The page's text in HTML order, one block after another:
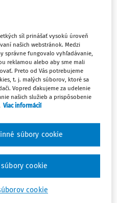
dávka v
dávka z
evidencie uchádzačov o
stanovené podmienky,
dávku v
eur mesačne.
síl prinášať vysokú úroveň
našich webstránok. Medzi
správne fungovalo vyhľadávanie,
reklamou alebo aby sme mali
Preto od Vás potrebujeme
t. j. malých súborov, ktoré sa
Vopred ďakujeme za udelenie
našich služieb a prispôsobenie
Viac informácií
cookie
súbory cookie
cookie